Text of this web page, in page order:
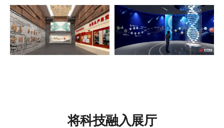
将科技融入展厅